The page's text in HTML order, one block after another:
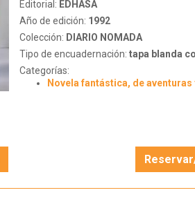
Editorial: EDHASA
Año de edición: 1992
Colección: DIARIO NOMADA
Tipo de encuadernación: tapa blanda
Categorías:
Novela fantástica, de aventuras